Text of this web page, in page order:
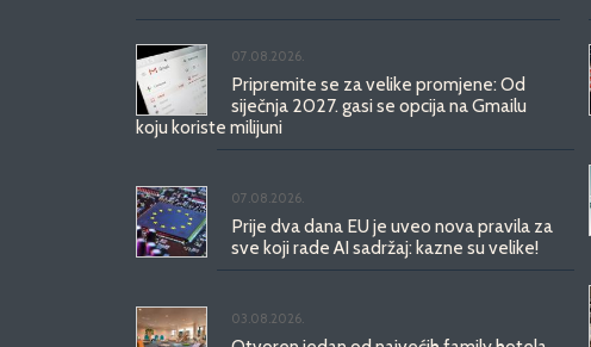
07.08.2026.
Pripremite se za velike promjene: Od
siječnja 2027. gasi se opcija na Gmailu
koju koriste milijuni
07.08.2026.
Prije dva dana EU je uveo nova pravila za
sve koji rade AI sadržaj: kazne su velike!
03.08.2026.